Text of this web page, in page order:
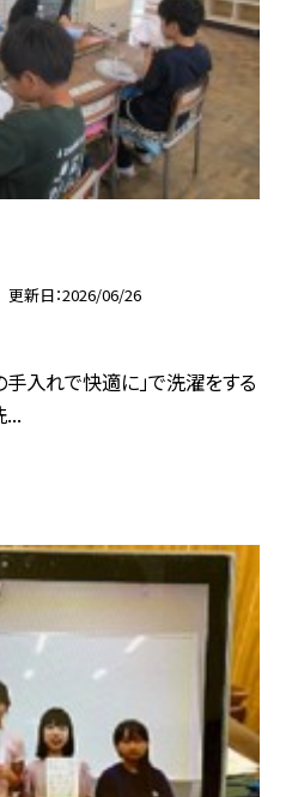
更新日 2026/06/26
入れで快適に」で洗濯をする
...